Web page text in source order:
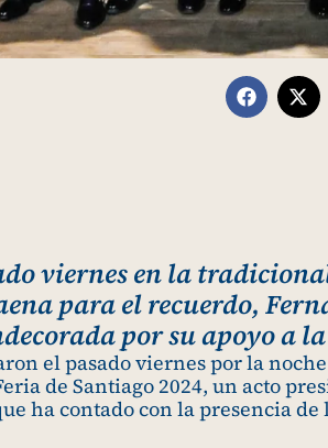
viernes en la
para el recuerdo,
por su apoyo a
el pasado viernes por la
de Santiago 2024, un acto
ha contado con la presencia